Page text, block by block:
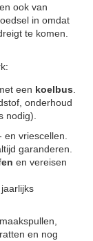
ook van
in omdat
te komen.
een koelbus
onderhoud
nodig).
vriescellen.
garanderen.
en vereisen
en nog